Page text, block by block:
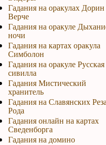
Гадания на оракулах Дорин
Верче
Гадания на оракуле
ночи
Гадания на картах оракула
Симболон
Гадания на оракуле Русская
сивилла
Гадания Мистический
хранитель
Гадания на Славянских
Рода
Гадания онлайн на картах
Сведенборга
Гадания на домино